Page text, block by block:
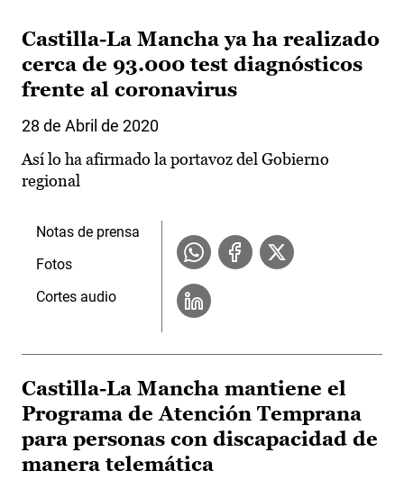
Castilla-La Mancha ya ha realizado
cerca de 93.000 test diagnósticos
frente al coronavirus
28 de Abril de 2020
Así lo ha afirmado la portavoz del Gobierno
regional
Notas de prensa
Fotos
Cortes audio
Castilla-La Mancha mantiene el
Programa de Atención Temprana
para personas con discapacidad de
manera telemática